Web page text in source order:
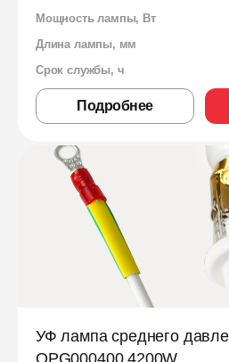
Мощность лампы, Вт
Длина лампы, мм
Срок службы, ч
Подробнее
УФ лампа среднего
OPG000400 4200W